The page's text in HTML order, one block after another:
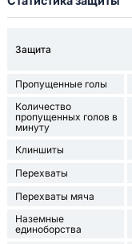
Защита
Пропущенные голы
Количество
пропущенных голов в
минуту
Клиншиты
Перехваты
Перехваты мяча
Наземные
единоборства